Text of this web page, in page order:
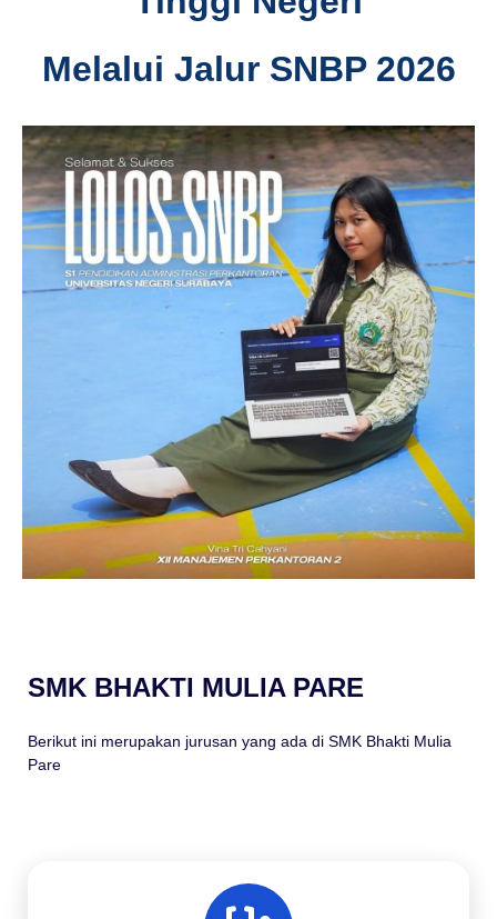
Melalui Jalur SNBP 2026
SMK BHAKTI MULIA PARE
Berikut ini merupakan jurusan yang ada di SMK Bhakti Mulia
Pare